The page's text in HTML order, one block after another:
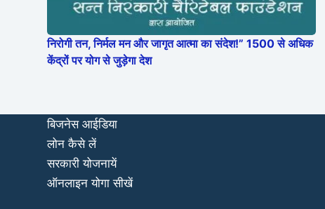
निरोगी तन, निर्मल मन और जागृत आत्मा का संदेश!” 1500 से अधिक
केंद्रों पर योग से जुड़ेगा देश
बिजनेस आईडिया
लोन कैसे लें
सरकारी योजनायें
ऑनलाइन योगा सीखें